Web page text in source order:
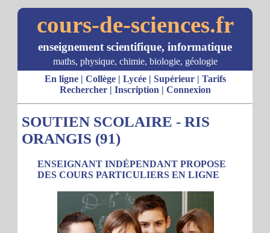
cours-de-sciences.fr
enseignement scientifique, informatique
maths, physique, chimie, biologie, géologie
En ligne| Collège| Lycée| Supérieur| Tarifs
Rechercher| Inscription | Connexion
SOUTIEN SCOLAIRE - RIS
ORANGIS (91)
ENSEIGNANT INDÉPENDANT PROPOSE
DES COURS PARTICULIERS EN LIGNE